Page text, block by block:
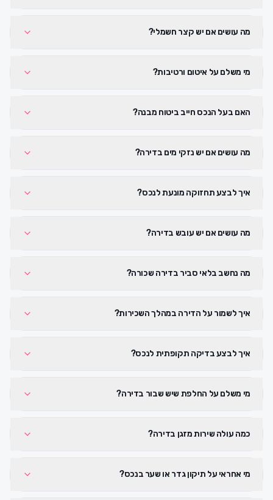
מה עושים אם יש קצר חשמלי?
מי משלם על איטום ורטיבות?
האם בעל הנכס חייב ביטוח מבנה?
מה עושים אם יש נזקי מים בדירה?
איך לבצע תחזוקה מונעת לנכס?
מה עושים אם יש עובש בדירה?
מה נחשב בלאי סביר בדירה שכורה?
איך לשמור על הדירה במהלך השכירות?
איך לבצע בדיקה תקופתית לנכס?
מי משלם על החלפת שיש שבור בדירה?
כמה עולה שירות מזגן בדירה?
מי אחראי על תיקון גדר או שער בנכס?